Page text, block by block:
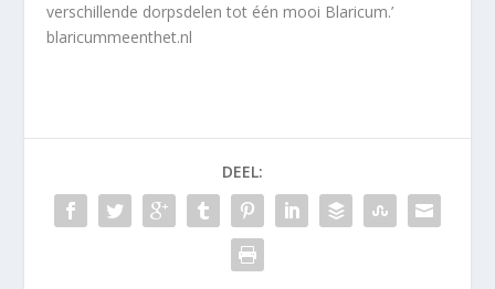
verschillende dorpsdelen tot één mooi Blaricum.’
blaricummeenthet.nl
DEEL: